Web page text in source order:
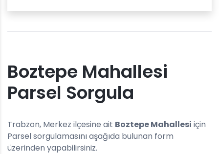
Boztepe Mahallesi
Parsel Sorgula
Trabzon, Merkez ilçesine ait Boztepe Mahallesi için
Parsel sorgulamasını aşağıda bulunan form
üzerinden yapabilirsiniz.